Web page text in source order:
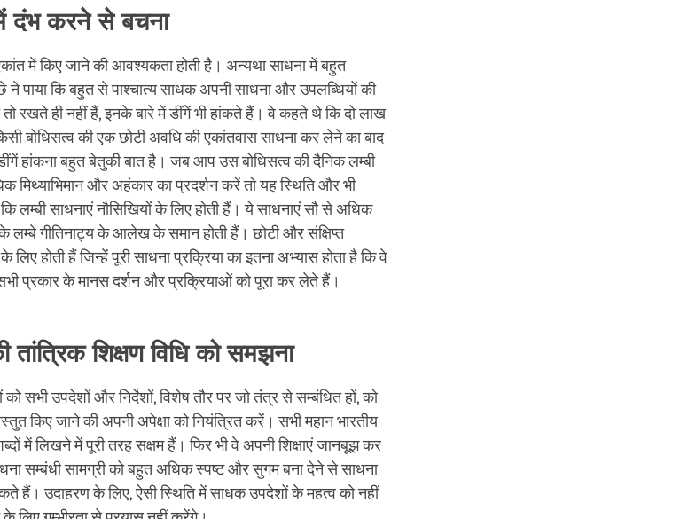
दंभ करने से बचना
में किए जाने की आवश्यकता होती है। अन्यथा साधना में बहुत
ने पाया कि बहुत से पाश्चात्य साधक अपनी साधना और उपलब्धियों की
रखते ही नहीं हैं, इनके बारे में डींगें भी हांकते हैं। वे कहते थे कि दो लाख
बोधिसत्व की एक छोटी अवधि की एकांतवास साधना कर लेने का बाद
हांकना बहुत बेतुकी बात है। जब आप उस बोधिसत्व की दैनिक लम्बी
मिथ्याभिमान और अहंकार का प्रदर्शन करें तो यह स्थिति और भी
लम्बी साधनाएं नौसिखियों के लिए होती हैं। ये साधनाएं सौ से अधिक
के लम्बे गीतिनाट्य के आलेख के समान होती हैं। छोटी और संक्षिप्त
होती हैं जिन्हें पूरी साधना प्रक्रिया का इतना अभ्यास होता है कि वे
प्रकार के मानस दर्शन और प्रक्रियाओं को पूरा कर लेते हैं।
तांत्रिक शिक्षण विधि को समझना
को सभी उपदेशों और निर्देशों, विशेष तौर पर जो तंत्र से सम्बंधित हों, को
किए जाने की अपनी अपेक्षा को नियंत्रित करें। सभी महान भारतीय
में लिखने में पूरी तरह सक्षम हैं। फिर भी वे अपनी शिक्षाएं जानबूझ कर
सम्बंधी सामग्री को बहुत अधिक स्पष्ट और सुगम बना देने से साधना
हैं। उदाहरण के लिए, ऐसी स्थिति में साधक उपदेशों के महत्व को नहीं